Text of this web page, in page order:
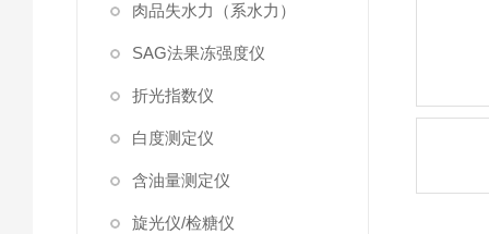
肉品失水力（系水力）
SAG法果冻强度仪
折光指数仪
白度测定仪
含油量测定仪
旋光仪/检糖仪